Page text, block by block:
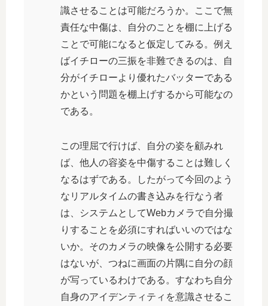
識させることは可能だろうか。ここで無
責任な中傷は、自分のことを棚に上げる
ことで可能になると仮定してみる。例え
ばイチローの三振を非難できるのは、自
分がイチローより優れたバッターである
かという問題を棚上げするから可能なの
である。
この理屈で行けば、自分の姿を顧みれ
ば、他人の容姿を中傷することは難しく
なるはずである。したがって今回のよう
なリアルタイムの書き込みを行なう者
は、システムとしてWebカメラで自分撮
りすることを必須にすればいいのではな
いか。そのカメラの映像を公開する必要
はないが、つねに画面の片隅に自分の顔
が写っているわけである。すなわち自分
自身のアイデンティティを意識させるこ